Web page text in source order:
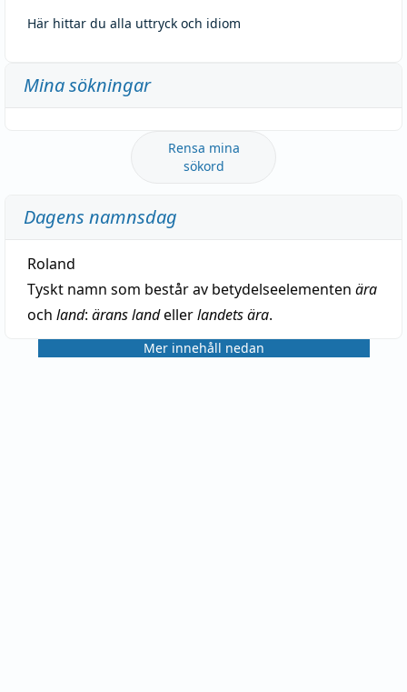
Här hittar du alla uttryck och idiom
Mina sökningar
Rensa mina
sökord
Dagens namnsdag
Roland
Tyskt namn som består av betydelseelementen ära
och land: ärans landellerlandets ära.
Mer innehåll nedan